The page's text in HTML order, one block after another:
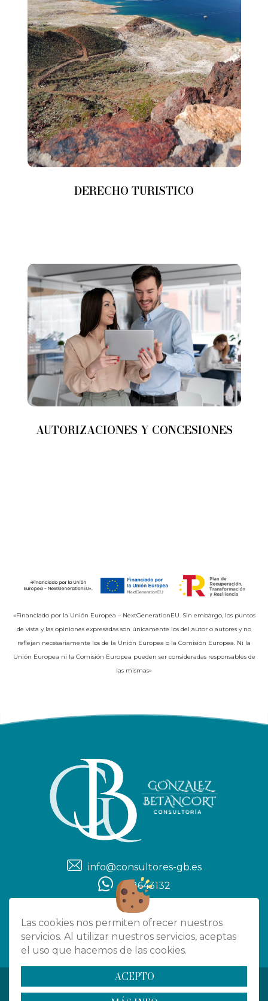
Las cookies nos permiten ofrecer nuestros
servicios. Al utilizar nuestros servicios, aceptas
el uso que hacemos de las cookies.
ACEPTO
DERECHO TURISTICO
AUTORIZACIONES Y CONCESIONES
«Financiado por la Unión Europea – NextGenerationEU. Sin embargo, los puntos
de vista y las opiniones expresadas son únicamente los del autor o autores y no
reflejan necesariamente los de la Unión Europea o la Comisión Europea. Ni la
Unión Europea ni la Comisión Europea pueden ser consideradas responsables de
las mismas»
info@consultores-gb.es
608643132
POLÍTICA DE COOKIES|
AVISO LEGAL Y CONDICIONES GENERALES DE USO|
POLÍTICA DE PRIVACIDAD DEL SITIO WEB
Copyright 2025 - consultores-gb.es - Todos los derechos
reservados